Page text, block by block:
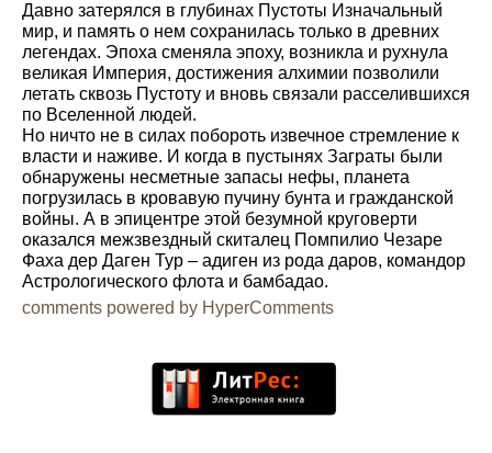
Давно затерялся в глубинах Пустоты Изначальный
мир, и память о нем сохранилась только в древних
легендах. Эпоха сменяла эпоху, возникла и рухнула
великая Империя, достижения алхимии позволили
летать сквозь Пустоту и вновь связали расселившихся
по Вселенной людей.
Но ничто не в силах побороть извечное стремление к
власти и наживе. И когда в пустынях Заграты были
обнаружены несметные запасы нефы, планета
погрузилась в кровавую пучину бунта и гражданской
войны. А в эпицентре этой безумной круговерти
оказался межзвездный скиталец Помпилио Чезаре
Фаха дер Даген Тур – адиген из рода даров, командор
Астрологического флота и бамбадао.
comments powered by HyperComments